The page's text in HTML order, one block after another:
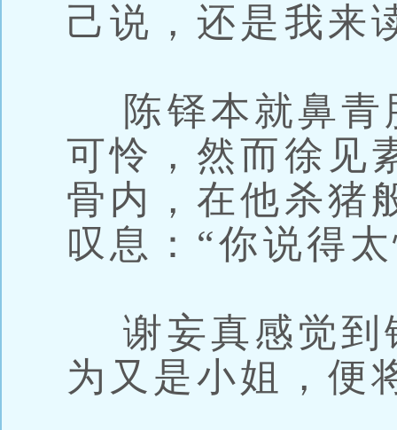
己说，还是我来
陈铎本就鼻青
可怜，然而徐见
骨内，在他杀猪
叹息：“你说得
谢妄真感觉到
为又是小姐，便